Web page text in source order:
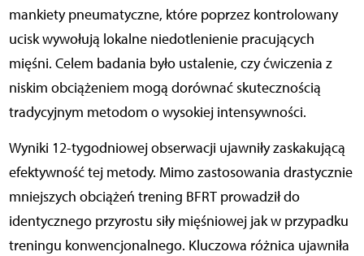
mankiety pneumatyczne, które poprzez kontrolowany
ucisk wywołują lokalne niedotlenienie pracujących
mięśni. Celem badania było ustalenie, czy ćwiczenia z
niskim obciążeniem mogą dorównać skutecznością
tradycyjnym metodom o wysokiej intensywności.
Wyniki 12-tygodniowej obserwacji ujawniły zaskakującą
efektywność tej metody. Mimo zastosowania drastycznie
mniejszych obciążeń trening BFRT prowadził do
identycznego przyrostu siły mięśniowej jak w przypadku
treningu konwencjonalnego. Kluczowa różnica ujawniła